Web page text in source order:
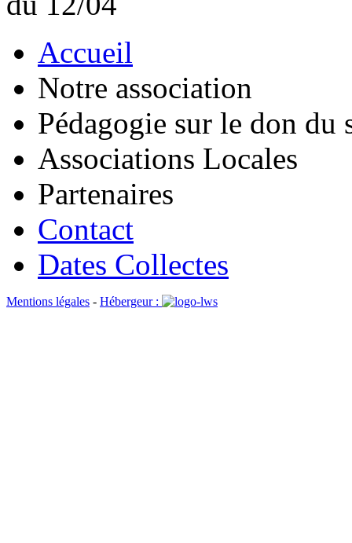
Accueil
Notre association
Pédagogie sur le don du
Associations Locales
Partenaires
Contact
Dates Collectes
Mentions légales - Hébergeur :